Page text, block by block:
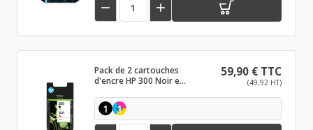
 
Pack de 2 cartouches
d'encre HP 300 Noir et
59,90 € TTC
(49,92 HT)
1 1